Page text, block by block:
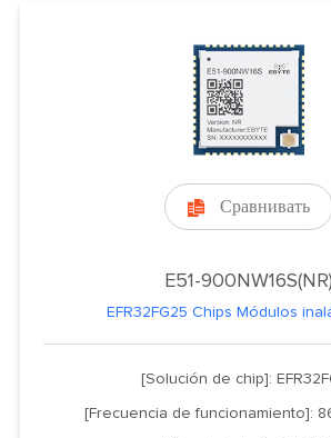
 Сравнивать
E51-900NW16S(NR)
EFR32FG25 Chips Módulos
[Solución de chip]:
[Frecuencia de funcionamiento]: